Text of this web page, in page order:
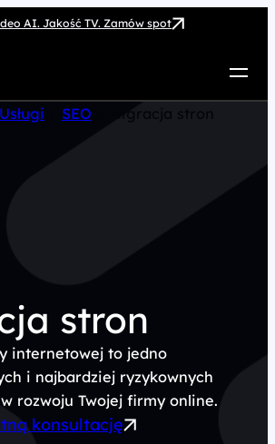
AI. Jakość TV. Zamów spot
Usługi SEO
stron
internetowej to jedno
i najbardziej ryzykownych
rozwoju Twojej firmy online.
konsultację